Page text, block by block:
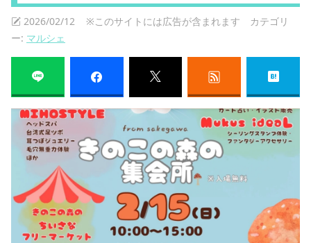
2026/02/12 ※このサイトには広告が含まれます カテゴリ
ー: マルシェ